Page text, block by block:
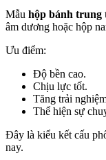
Mẫu hộp bánh trung
âm dương hoặc hộp
Ưu điểm:
Độ bền cao.
Chịu lực tốt.
Tăng trải
Thể hiện sự
Đây là kiểu kết cấu
nay.